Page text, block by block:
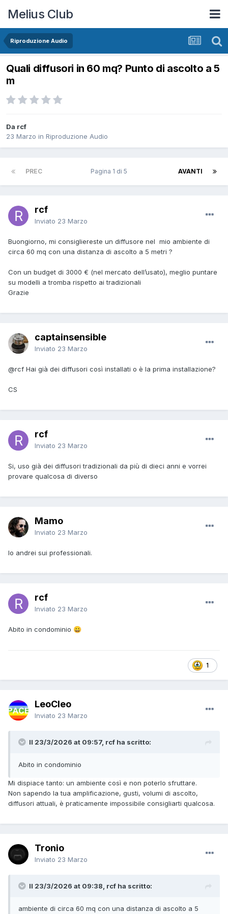
Melius Club
Riproduzione Audio
Quali diffusori in 60 mq? Punto di ascolto a 5
m
Da rcf
23 Marzo in Riproduzione Audio
PREC AVANTI
Pagina 1 di 5
rcf
Inviato 23 Marzo
Buongiorno, mi consigliereste un diffusore nel mio ambiente di
circa 60 mq con una distanza di ascolto a 5 metri ?
Con un budget di 3000 € (nel mercato dell’usato), meglio puntare
su modelli a tromba rispetto ai tradizionali
Grazie
captainsensible
Inviato 23 Marzo
@rcf Hai già dei diffusori così installati o è la prima installazione?
CS
rcf
Inviato 23 Marzo
Si, uso già dei diffusori tradizionali da più di dieci anni e vorrei
provare qualcosa di diverso
Mamo
Inviato 23 Marzo
Io andrei sui professionali.
rcf
Inviato 23 Marzo
Abito in condominio 😀
1
LeoCleo
Inviato 23 Marzo
Il 23/3/2026 at 09:57, rcf ha scritto:
Abito in condominio
Mi dispiace tanto: un ambiente così e non poterlo sfruttare.
Non sapendo la tua amplificazione, gusti, volumi di ascolto,
diffusori attuali, è praticamente impossibile consigliarti qualcosa.
Tronio
Inviato 23 Marzo
Il 23/3/2026 at 09:38, rcf ha scritto:
ambiente di circa 60 mq con una distanza di ascolto a 5